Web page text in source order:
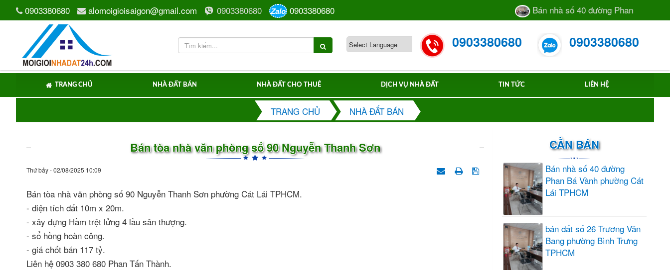
0903380680 alomoigioisaigon@gmail.com 0903380680 Zalo 0903380680 Bán nhà số 40 đường Phan Bá Vành
0903380680 0903380680
TRANG CHỦ NHÀ ĐẤT BÁN NHÀ ĐẤT CHO THUÊ DỊCH VỤ NHÀ ĐẤT TIN TỨC LIÊN HỆ
TRANG CHỦ NHÀ ĐẤT BÁN
Bán tòa nhà văn phòng số 90 Nguyễn Thanh Sơn
Thứ bảy - 02/08/2025 10:09
Bán tòa nhà văn phòng số 90 Nguyễn Thanh Sơn phường Cát Lái TPHCM.
- diện tích đất 10m x 20m.
- xây dựng Hầm trệt lửng 4 lầu sân thượng.
- sổ hồng hoàn công.
- giá chốt bán 117 tỷ.
Liên hệ 0903 380 680 Phan Tấn Thành.
CẦN BÁN
Bán nhà số 40 đường
Phan Bá Vành phường Cát
Lái TPHCM
bán đất số 26 Trương Văn
Bang phường Bình Trưng
TPHCM